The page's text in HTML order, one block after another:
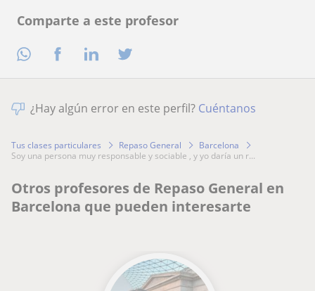
Comparte a este profesor
¿Hay algún error en este perfil? Cuéntanos
Tus clases particulares Repaso General
Barcelona
soy una persona muy responsable y sociable , y yo daría un r...
Otros profesores de Repaso General en
Barcelona que pueden interesarte